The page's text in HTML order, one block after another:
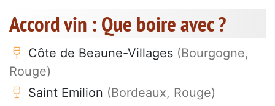
Accord vin : Que boire avec ?
Côte de Beaune-Villages (Bourgogne,
Rouge)
Saint Emilion (Bordeaux, Rouge)